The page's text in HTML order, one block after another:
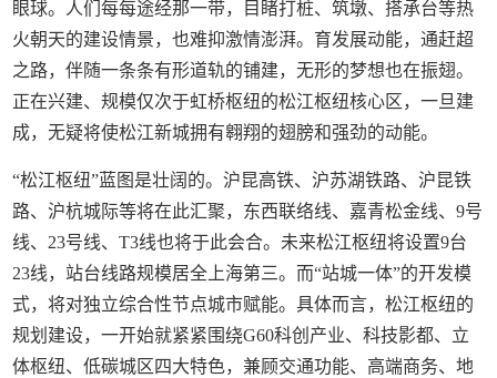
眼球。人们每每途经那一带，目睹打桩、筑墩、搭承台等热
火朝天的建设情景，也难抑激情澎湃。育发展动能，通赶超
之路，伴随一条条有形道轨的铺建，无形的梦想也在振翅。
正在兴建、规模仅次于虹桥枢纽的松江枢纽核心区，一旦建
成，无疑将使松江新城拥有翱翔的翅膀和强劲的动能。
“松江枢纽”蓝图是壮阔的。沪昆高铁、沪苏湖铁路、沪昆铁
路、沪杭城际等将在此汇聚，东西联络线、嘉青松金线、9号
线、23号线、T3线也将于此会合。未来松江枢纽将设置9台
23线，站台线路规模居全上海第三。而“站城一体”的开发模
式，将对独立综合性节点城市赋能。具体而言，松江枢纽的
规划建设，一开始就紧紧围绕G60科创产业、科技影都、立
体枢纽、低碳城区四大特色，兼顾交通功能、高端商务、地